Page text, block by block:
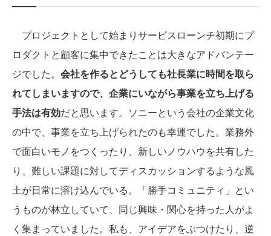
プロジェクトとして始まりサービスローンチ初期にプ
ロダクトと顧客に集中できたことは大きなアドバンテー
ジでした。 会社を作るとどうしても社長業に時間を取ら
れてしまいますので、企業にいながら事業を立ち上げる
手法は有効だと思います。ソニーという会社の企業文化
の中で、事業を立ち上げられたのも幸運でした。業務外
で面白いモノをつくったり、新しいノウハウを共有した
り、難しい課題に対してディスカッションするような風
土が日常に溶け込んでいる。「勝手コミュニティ」とい
うものが林立していて、同じ興味・関心を持った人がよ
く集まっていました。私も、アイデアをぶつけたり、逆